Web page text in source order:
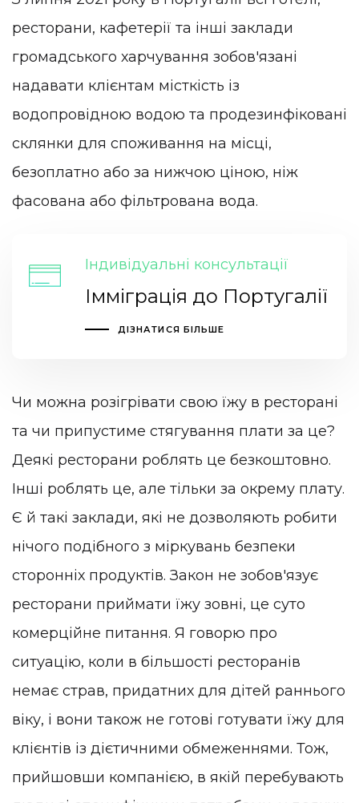
ресторани, кафетерії та інші заклади
громадського харчування зобов'язані
надавати клієнтам місткість із
водопровідною водою та продезинфіковані
склянки для споживання на місці,
безоплатно або за нижчою ціною, ніж
фасована або фільтрована вода.
Індивідуальні консультації
Імміграція до Португалії
ДІЗНАТИСЯ БІЛЬШЕ
Чи можна розігрівати свою їжу в ресторані
та чи припустиме стягування плати за це?
Деякі ресторани роблять це безкоштовно.
Інші роблять це, але тільки за окрему плату.
Є й такі заклади, які не дозволяють робити
нічого подібного з міркувань безпеки
сторонніх продуктів. Закон не зобов'язує
ресторани приймати їжу зовні, це суто
комерційне питання. Я говорю про
ситуацію, коли в більшості ресторанів
немає страв, придатних для дітей раннього
віку, і вони також не готові готувати їжу для
клієнтів із дієтичними обмеженнями. Тож,
прийшовши компанією, в якій перебувають